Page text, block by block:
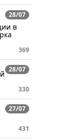
28/07
в
369
28/07
330
27/07
431